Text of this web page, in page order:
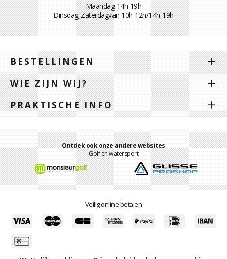
Maandag 14h-19h
Dinsdag-Zaterdagvan 10h-12h/14h-19h
BESTELLINGEN
WIE ZIJN WIJ?
PRAKTISCHE INFO
Ontdek ook onze andere websites
Golf en watersport
Veilig online betalen